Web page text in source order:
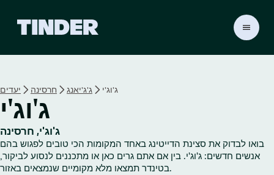
ת
י
נ
ד
יעדים חרסינה ג'ג'יאנג ג'וג'י
ג'וג'י
ג'וג'י, חרסינה
בואו לבדוק את סצינת הדייטינג באחד המקומות הכי טובים לפגוש בהם
אנשים חדשים: ג'וג'י. בין אם אתם גרים כאן או מתכננים לנסוע לביקור,
בטינדר תמצאו מלא מקומיים שנמצאים באזור.